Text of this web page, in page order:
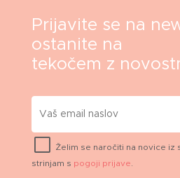
Prijavite se na
ostanite na
tekočem z
Želim se naročiti na novice iz
strinjam s pogoji prijave